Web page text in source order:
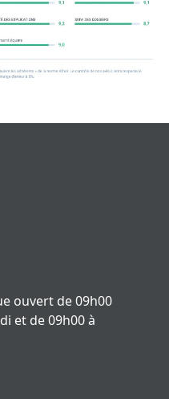
ouvert de 09h00
et de 09h00 à